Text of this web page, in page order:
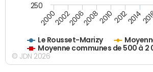
Le Rousset-Marizy
Moyenne communes de 500 à
2000200220062008201020122014
250
© JDN 2026